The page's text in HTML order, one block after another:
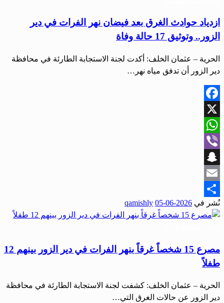
ازدياد حوادث الغرق بعد فيضان نهر الفرات في دير
الزور.. وتوثيق 17 حالة وفاة
الحرية – عثمان الخلف: أكدت لجنة الاستجابة الطارئة في محافظة
دير الزور أن تدفق مياه نهر…
Facebook
X
WhatsApp
Viber
Snapchat
Email
Share
نُشر في 2026-06-05
qamishly
مصرع 15 شخصاً غرقاً بنهر الفرات في دير الزور بينهم 12
طفلاً
الحرية – عثمان الخلف: كشفت لجنة الاستجابة الطارئة في محافظة
دير الزور عن حالات الغرق التي…